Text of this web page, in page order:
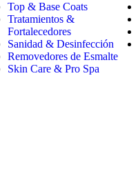
Top & Base Coats
Tratamientos &
Fortalecedores
Sanidad & Desinfección
Removedores de Esmalte
Skin Care & Pro Spa